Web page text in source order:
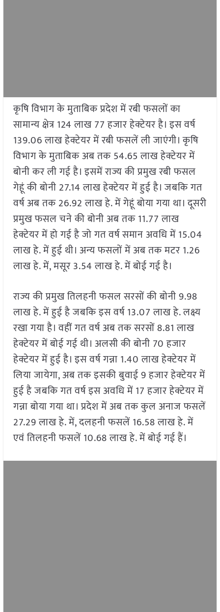
कृषि विभाग के मुताबिक प्रदेश में रबी फसलों का
सामान्य क्षेत्र 124 लाख 77 हजार हेक्टेयर है। इस वर्ष
139.06 लाख हेक्टेयर में रबी फसलें ली जाएंगी। कृषि
विभाग के मुताबिक अब तक 54.65 लाख हेक्टेयर में
बोनी कर ली गई है। इसमें राज्य की प्रमुख रबी फसल
गेहूं की बोनी 27.14 लाख हेक्टेयर में हुई है। जबकि गत
वर्ष अब तक 26.92 लाख हे. में गेहूं बोया गया था। दूसरी
प्रमुख फसल चने की बोनी अब तक 11.77 लाख
हेक्टेयर में हो गई है जो गत वर्ष समान अवधि में 15.04
लाख हे. में हुई थी। अन्य फसलों में अब तक मटर 1.26
लाख हे. में, मसूर 3.54 लाख हे. में बोई गई है।
राज्य की प्रमुख तिलहनी फसल सरसों की बोनी 9.98
लाख हे. में हुई है जबकि इस वर्ष 13.07 लाख हे. लक्ष्य
रखा गया है। वहीं गत वर्ष अब तक सरसों 8.81 लाख
हेक्टेयर में बोई गई थी। अलसी की बोनी 70 हजार
हेक्टेयर में हुई है। इस वर्ष गन्ना 1.40 लाख हेक्टेयर में
लिया जायेगा, अब तक इसकी बुवाई 9 हजार हेक्टेयर में
हुई है जबकि गत वर्ष इस अवधि में 17 हजार हेक्टेयर में
गन्ना बोया गया था। प्रदेश में अब तक कुल अनाज फसलें
27.29 लाख हे. में, दलहनी फसलें 16.58 लाख हे. में
एवं तिलहनी फसलें 10.68 लाख हे. में बोई गई हैं।